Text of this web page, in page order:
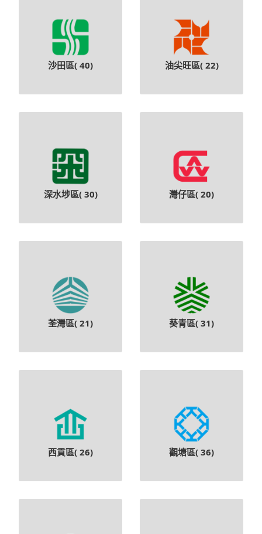
沙田區( 40) 油尖旺區( 22)
深水埗區( 30) 灣仔區( 20)
荃灣區( 21) 葵青區( 31)
西貢區( 26) 觀塘區( 36)